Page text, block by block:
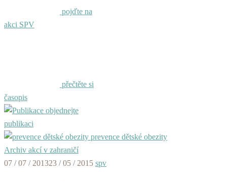
pojďte na
akci SPV
přečtěte si
časopis
objednejte
publikaci
prevence dětské obezity
Archiv akcí v zahraničí
07 / 07 / 201323 / 05 / 2015 spv